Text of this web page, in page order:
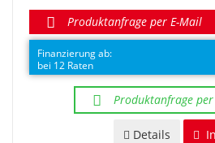
Produktanfrage per E-Mail
Finanzierung ab:
bei 12 Raten
Produktanfrage
Details